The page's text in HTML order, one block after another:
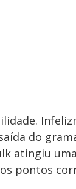
do
atingiu
pontos